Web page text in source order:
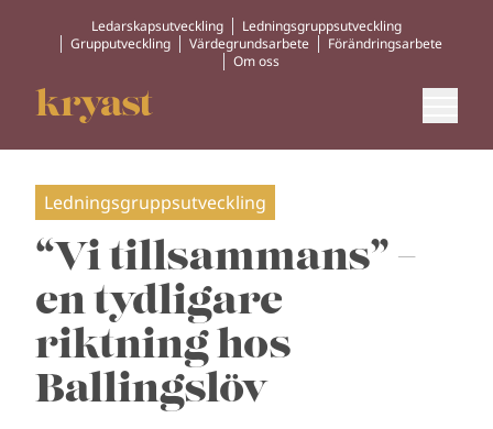
Ledarskapsutveckling
Ledningsgruppsutveckling
Grupputveckling
Värdegrundsarbete
Förändringsarbete
Om oss
Ledningsgruppsutveckling
“Vi tillsammans” –
en tydligare
riktning hos
Ballingslöv